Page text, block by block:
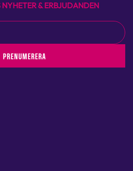
& ERBJUDANDEN
PRENUMERERA